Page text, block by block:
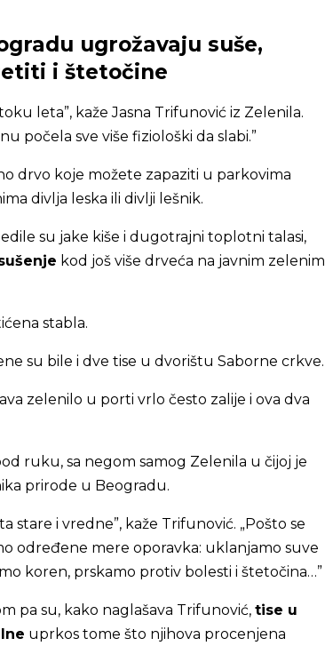
ugrožavaju suše,
i štetočine
leta”, kaže Jasna Trifunović iz Zelenila.
počela sve više fiziološki da slabi.”
drvo koje možete zapaziti u parkovima
divlja leska ili divlji lešnik.
su jake kiše i dugotrajni toplotni talasi,
kod još više drveća na javnim zelenim
stabla.
su bile i dve tise u dvorištu Saborne crkve.
zelenilo u porti vrlo često zalije i ova dva
ruku, sa negom samog Zelenila u čijoj je
prirode u Beogradu.
stare i vredne”, kaže Trifunović. „Pošto se
određene mere oporavka: uklanjamo suve
koren, prskamo protiv bolesti i štetočina…”
pa su, kako naglašava Trifunović, tise u
uprkos tome što njihova procenjena